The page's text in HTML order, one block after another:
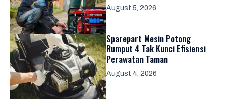
August 5, 2026
Sparepart Mesin Potong
Rumput 4 Tak Kunci Efisiensi
Perawatan Taman
August 4, 2026